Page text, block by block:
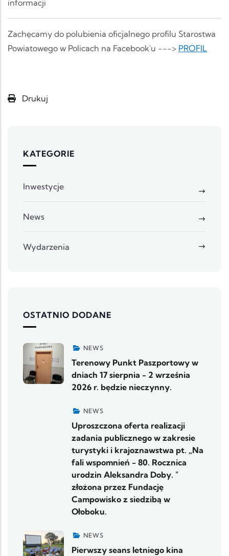
informacji
Zachęcamy do polubienia oficjalnego profilu Starostwa
Powiatowego w Policach na Facebook'u ---> PROFIL
Drukuj
KATEGORIE
Inwestycje
News
Wydarzenia
OSTATNIO DODANE
NEWS
Terenowy Punkt Paszportowy w
dniach 17 sierpnia - 2 września
2026 r. będzie nieczynny.
NEWS
Uproszczona oferta realizacji
zadania publicznego w zakresie
turystyki i krajoznawstwa pt. „Na
fali wspomnień - 80. Rocznica
urodzin Aleksandra Doby. "
złożona przez Fundację
Campowisko z siedzibą w
Ołoboku.
NEWS
Pierwszy seans letniego kina